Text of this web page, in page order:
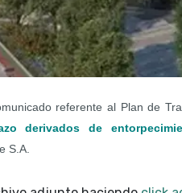
referente al Plan de
derivados de
S.A.